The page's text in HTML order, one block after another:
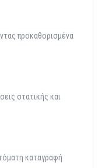
προκαθορισμένα
στατικής και
καταγραφή